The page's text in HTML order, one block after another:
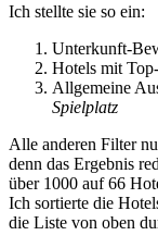
Ich stellte sie so ein:
Unterkunft-
Hotels mit
Allgemeine
Spielplatz
Alle anderen Filter
denn das Ergebnis
über 1000 auf 66
Ich sortierte die
die Liste von oben